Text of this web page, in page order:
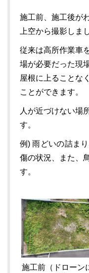
施工前、施工後が
上空から撮影しま
従来は高所作業車
場が必要だった現
屋根に上ることな
ことができます。
人が近づけない場
す。
例) 雨どいの詰ま
傷の状況、また、
す。
施工前（ドローン